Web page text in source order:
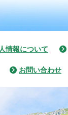
情報について
お問い合わせ